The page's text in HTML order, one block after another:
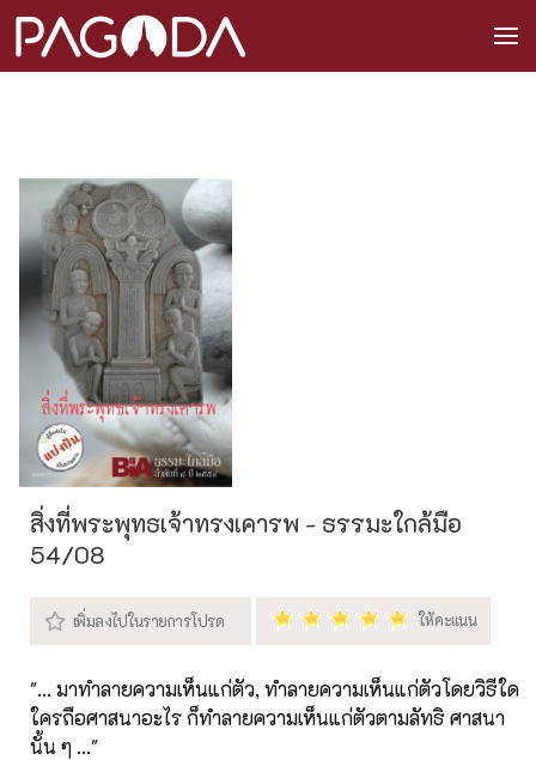
สิ่งที่พระพุทธเจ้าทรงเคารพ - ธรรมะใกล้มือ
54/08
"... มาทำลายความเห็นแก่ตัว, ทำลายความเห็นแก่ตัวโดยวิธีใด
ใครถือศาสนาอะไร ก็ทำลายความเห็นแก่ตัวตามลัทธิ ศาสนา
นั้น ๆ ..."